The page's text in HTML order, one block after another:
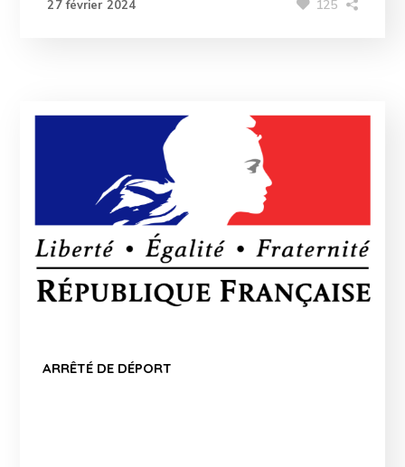
27 février 2024 125
ARRÊTÉ DE DÉPORT